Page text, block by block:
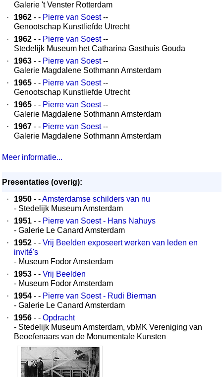
Galerie 't Venster Rotterdam
·
1962 - - Pierre van Soest--
Genootschap Kunstliefde Utrecht
·
1962 - - Pierre van Soest--
Stedelijk Museum het Catharina Gasthuis Gouda
·
1963 - - Pierre van Soest--
Galerie Magdalene Sothmann Amsterdam
·
1965 - - Pierre van Soest--
Genootschap Kunstliefde Utrecht
·
1965 - - Pierre van Soest--
Galerie Magdalene Sothmann Amsterdam
·
1967 - - Pierre van Soest--
Galerie Magdalene Sothmann Amsterdam
Meer informatie...
Presentaties (overig):
·
1950 - -Amsterdamse schilders van nu
- Stedelijk Museum Amsterdam
·
1951 - - Pierre van Soest - Hans Nahuys
- Galerie Le Canard Amsterdam
·
1952 - - Vrij Beelden exposeert werken van leden en
invité's
- Museum Fodor Amsterdam
·
1953 - - Vrij Beelden
- Museum Fodor Amsterdam
·
1954 - - Pierre van Soest - Rudi Bierman
- Galerie Le Canard Amsterdam
·
1956 - - Opdracht
- Stedelijk Museum Amsterdam, vbMK Vereniging van
Beoefenaars van de Monumentale Kunsten